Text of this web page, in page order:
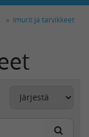
Imurit ja tarvikkeet